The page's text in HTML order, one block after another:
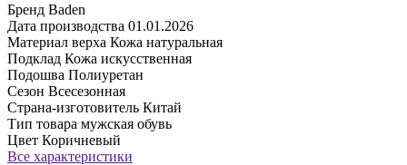
Бренд Baden
Дата производства 01.01.2026
Материал верха Кожа натуральная
Подклад Кожа искусственная
Подошва Полиуретан
Сезон Всесезонная
Страна-изготовитель Китай
Тип товара мужская обувь
Цвет Коричневый
Все характеристики